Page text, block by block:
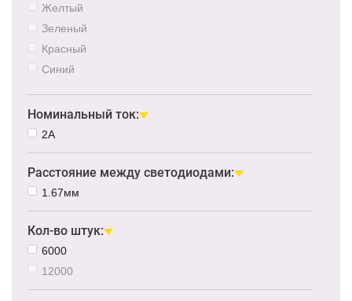
Желтый
Зеленый
Красный
Синий
Номинальный ток:
2A
Расстояние между светодиодами:
1.67мм
Кол-во штук:
6000
12000